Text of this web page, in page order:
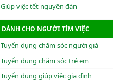
Giúp việc tết nguyên đán
DÀNH CHO NGƯỜI TÌM VIỆC
Tuyển dụng chăm sóc người già
Tuyển dụng chăm sóc trẻ em
Tuyển dụng giúp việc gia đình